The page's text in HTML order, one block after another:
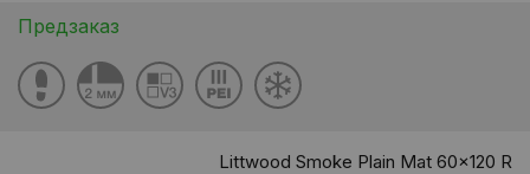
Предзаказ
Littwood Smoke Plain Mat 60x120 R